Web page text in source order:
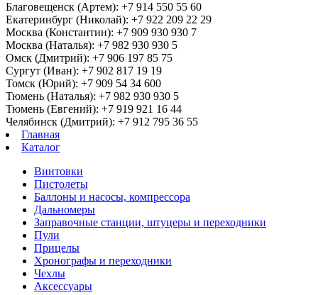
Благовещенск (Артем): +7 914 550 55 60
Екатеринбург (Николай): +7 922 209 22 29
Москва (Константин): +7 909 930 930 7
Москва (Наталья): +7 982 930 930 5
Омск (Дмитрий): +7 906 197 85 75
Сургут (Иван): +7 902 817 19 19
Томск (Юрий): +7 909 54 34 600
Тюмень (Наталья): +7 982 930 930 5
Тюмень (Евгений): +7 919 921 16 44
Челябинск (Дмитрий): +7 912 795 36 55
Главная
Каталог
Винтовки
Пистолеты
Баллоны и насосы, компрессора
Дальномеры
Заправочные станции, штуцеры и переходники
Пули
Прицелы
Хронографы и переходники
Чехлы
Аксессуары